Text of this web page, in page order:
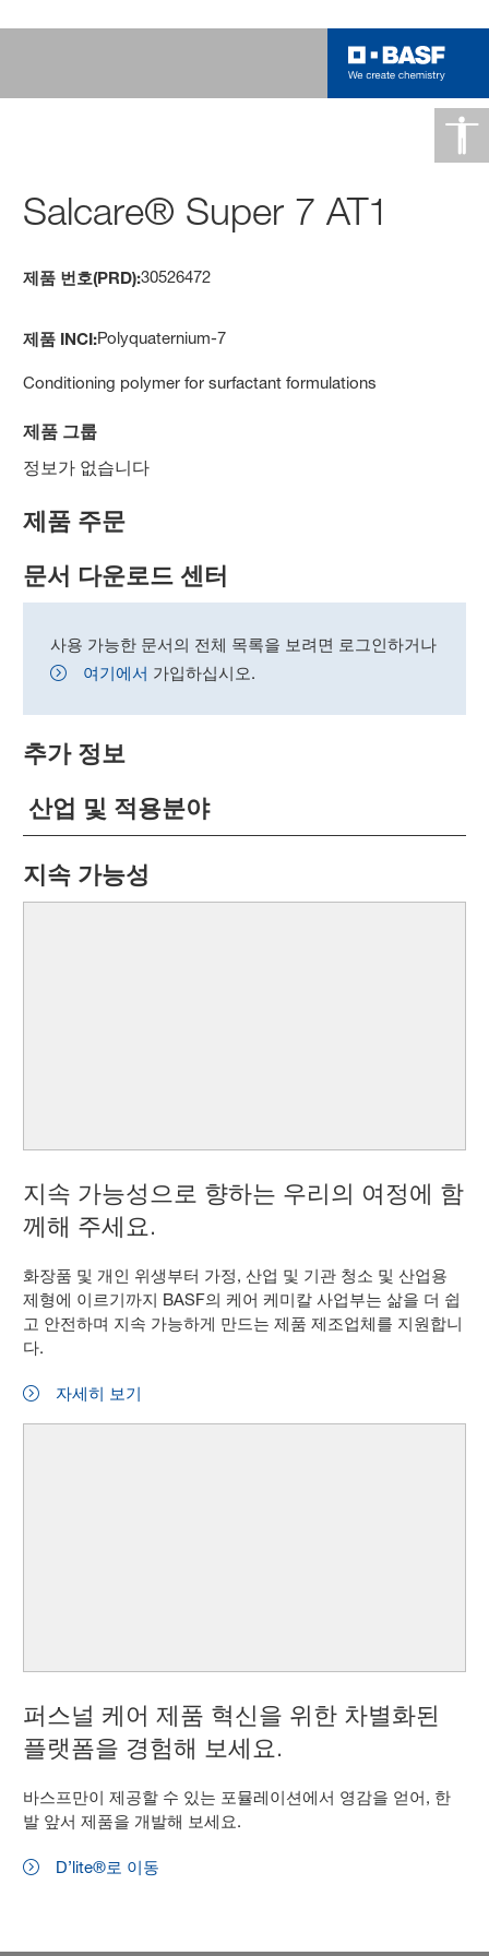
Salcare® Super 7 AT1
제품 번호(PRD):30526472
제품 INCI:Polyquaternium-7
Conditioning polymer for surfactant formulations
제품 그룹
정보가 없습니다
제품 주문
문서 다운로드 센터
사용 가능한 문서의 전체 목록을 보려면 로그인하거나
여기에서 가입하십시오.
추가 정보
산업 및 적용분야
지속 가능성
지속 가능성으로 향하는 우리의 여정에 함
께해 주세요.
화장품 및 개인 위생부터 가정, 산업 및 기관 청소 및 산업용
제형에 이르기까지 BASF의 케어 케미칼 사업부는 삶을 더 쉽
고 안전하며 지속 가능하게 만드는 제품 제조업체를 지원합니
다.
자세히 보기
퍼스널 케어 제품 혁신을 위한 차별화된
플랫폼을 경험해 보세요.
바스프만이 제공할 수 있는 포뮬레이션에서 영감을 얻어, 한
발 앞서 제품을 개발해 보세요.
D’lite®로 이동